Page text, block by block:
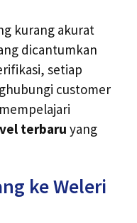
kurang akurat
dicantumkan
setiap
customer
terbaru yang
ke Weleri